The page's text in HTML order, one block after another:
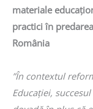
materiale
practici în
România
”În contextul
Educației,